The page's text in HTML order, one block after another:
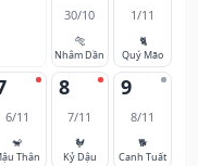
30/10
🐅
Nhâm Dần
1/11
🐈
Quý Mão
6/11
🐒
Thân
8
7/11
🐓
Kỷ Dậu
9
8/11
🐕
Canh Tuất